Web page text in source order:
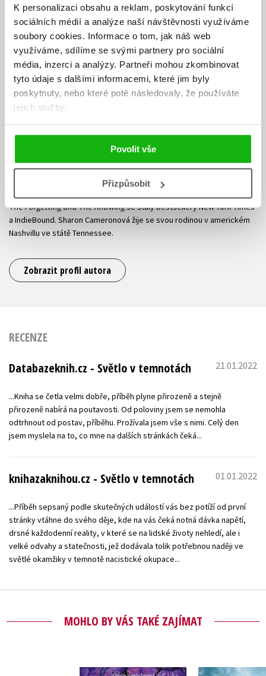
K personalizaci obsahu a reklam, poskytování funkcí
sociálních médií a analýze naší návštěvnosti využíváme
soubory cookies. Informace o tom, jak náš web
využíváme, sdílíme se svými partnery pro sociální
média, inzerci a analýzy. Partneři mohou zkombinovat
tyto údaje s dalšími informacemi, které jim byly
poskytnuty, nebo které poté následovaly, že používáte
jejich služby.
Povolit vše
Přizpůsobit
Sharon Cameronová
Sharon Cameronová získala za svou prvotinuThe Dark Unwinding
od Společnosti spisovatelů a ilustrátorů dětských knih a také cenu za
nejlepší knihu v kategorii knih pro mládež od Americké knihovnické
asociace. Pokračování nazvanéA Spark Unseen
The Forgetting and The Knowingse staly bestsellery New York Times
a IndieBound. Sharon Cameronová žije se svou rodinou v americkém
Nashvillu ve státě Tennessee.
Zobrazit profil autora
RECENZE
Databazeknih.cz - Světlo v temnotách
21.01.2022
...Kniha se četla velmi dobře, příběh plyne přirozeně a stejně
přirozeně nabírá na poutavosti. Od poloviny jsem se nemohla
odtrhnout od postav, příběhu. Prožívala jsem vše s nimi. Celý den
jsem myslela na to, co mne na dalších stránkách čeká...
knihazaknihou.cz - Světlo v temnotách 01.01.2022
...Příběh sepsaný podle skutečných událostí vás bez potíží od první
stránky vtáhne do svého děje, kde na vás čeká notná dávka napětí,
drsné každodenní reality, v které se na lidské životy nehledí, ale i
velké odvahy a statečnosti, jež dodávala tolik potřebnou naději ve
světlé okamžiky v temnotě nacistické okupace...
MOHLO BY VÁS TAKÉ ZAJÍMAT